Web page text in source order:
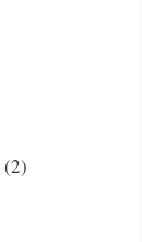
(2)